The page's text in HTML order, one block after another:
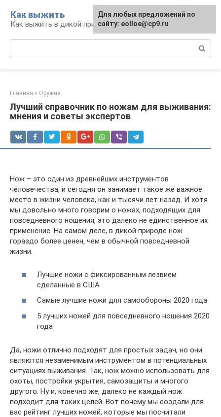
контенту
Как выжить
Как выжить в дикой природе и при ЧС
Главная » Оружие
Лучший справочник по ножам для выживания:
мнения и советы экспертов
Нож – это один из древнейших инструментов
человечества, и сегодня он занимает такое же важное
место в жизни человека, как и тысячи лет назад. И хотя
мы довольно много говорим о ножах, подходящих для
повседневного ношения, это далеко не единственное их
применение. На самом деле, в дикой природе нож
гораздо более ценен, чем в обычной повседневной
жизни.
Лучшие ножи с фиксированным лезвием
сделанные в США
Самые лучшие ножи для самообороны 2020 года
5 лучших ножей для повседневного ношения 2020
года
Да, ножи отлично подходят для простых задач, но они
являются незаменимым инструментом в потенциальных
ситуациях выживания. Так, нож можно использовать для
охоты, постройки укрытия, самозащиты и многого
другого. Ну и, конечно же, далеко не каждый нож
подходит для таких целей. Вот почему мы создали для
вас рейтинг лучших ножей, которые мы посчитали
Для любых предложений по
сайту: eolloe@cp9.ru